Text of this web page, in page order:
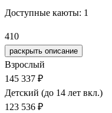
Доступные каюты: 1
410
раскрыть описание
Взрослый
145 337 ₽
Детский (до 14 лет вкл.)
123 536 ₽